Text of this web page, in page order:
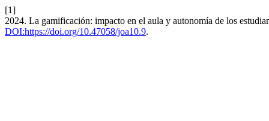
[1]
2024. La gamificación: impacto en el aula y autonomía de los
DOI:https://doi.org/10.47058/joa10.9.